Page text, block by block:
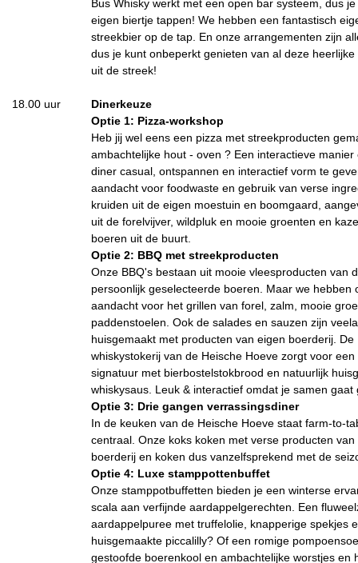
Bus Whisky werkt met een open bar systeem, dus
eigen biertje tappen! We hebben een fantastisch
streekbier op de tap. En onze arrangementen zijn
dus je kunt onbeperkt genieten van al deze heerlijke
uit de streek!
18.00 uur
Dinerkeuze
Optie 1: Pizza-workshop
Heb jij wel eens een pizza met streekproducten
ambachtelijke hout - oven ? Een interactieve manier
diner casual, ontspannen en interactief vorm te
aandacht voor foodwaste en gebruik van verse
kruiden uit de eigen moestuin en boomgaard,
uit de forelvijver, wildpluk en mooie groenten en
boeren uit de buurt.
Optie 2: BBQ met streekproducten
Onze BBQ's bestaan uit mooie vleesproducten van
persoonlijk geselecteerde boeren. Maar we hebben
aandacht voor het grillen van forel, zalm, mooie
paddenstoelen. Ook de salades en sauzen zijn
huisgemaakt met producten van eigen boerderij. De
whiskystokerij van de Heische Hoeve zorgt voor een
signatuur met bierbostelstokbrood en natuurlijk
whiskysaus. Leuk & interactief omdat je samen gaat
Optie 3: Drie gangen verrassingsdiner
In de keuken van de Heische Hoeve staat farm-to-
centraal. Onze koks koken met verse producten van
boerderij en koken dus vanzelfsprekend met de
Optie 4: Luxe stamppottenbuffet
Onze stamppotbuffetten bieden je een winterse
scala aan verfijnde aardappelgerechten. Een
aardappelpuree met truffelolie, knapperige spekjes
huisgemaakte piccalilly? Of een romige
gestoofde boerenkool en ambachtelijke worstjes en